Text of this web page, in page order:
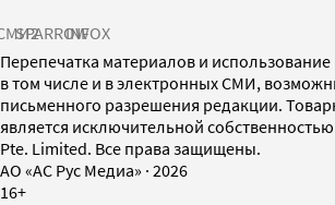
SPARROWINFOX
Перепечатка материалов и
в том числе и в электронных СМИ,
письменного разрешения редакции.
является исключительной
Pte. Limited. Все права защищены.
AO «АС Рус Медиа» · 2026
16+